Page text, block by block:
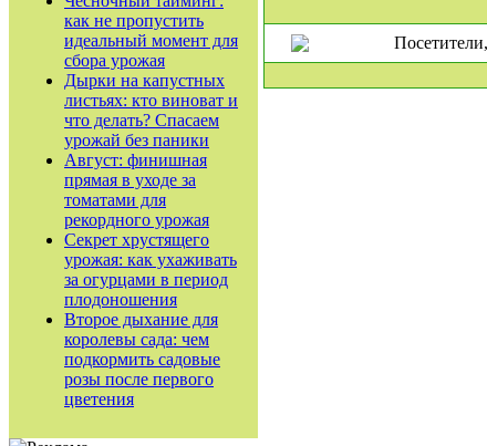
как не пропустить
идеальный момент для
сбора урожая
Дырки на капустных
листьях: кто виноват и
что делать? Спасаем
урожай без паники
Август: финишная
прямая в уходе за
томатами для
рекордного урожая
Секрет хрустящего
урожая: как ухаживать
за огурцами в период
плодоношения
Второе дыхание для
королевы сада: чем
подкормить садовые
розы после первого
цветения